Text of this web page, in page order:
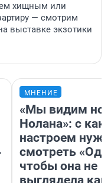
хищным или
— смотрим
выставке экзотики
МНЕНИЕ
«Мы видим
Нолана»: с
настроем
смотреть
чтобы она не
выглядела как